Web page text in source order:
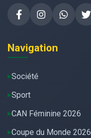
Navigation
Société
Sport
CAN Féminine 2026
Coupe du Monde 2026